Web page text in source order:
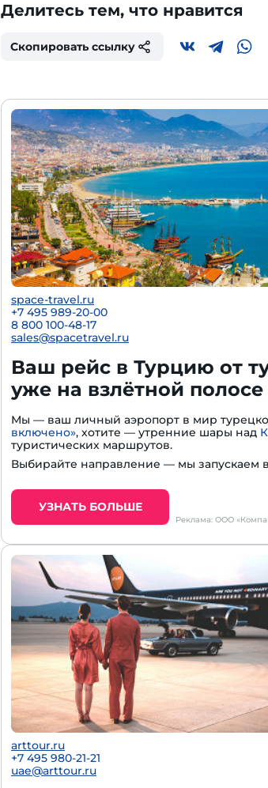
Делитесь тем, что нравится
Скопировать ссылку
space-travel.ru
+7 495 989-20-00
8 800 100-48-17
sales@spacetravel.ru
Ваш рейс в Турцию от
уже на взлётной полосе
Мы — ваш личный аэропорт в мир
включено», хотите — утренние шары над
туристических маршрутов.
Выбирайте направление — мы запускаем
УЗНАТЬ БОЛЬШЕ
Реклама: ООО
arttour.ru
+7 495 980-21-21
uae@arttour.ru